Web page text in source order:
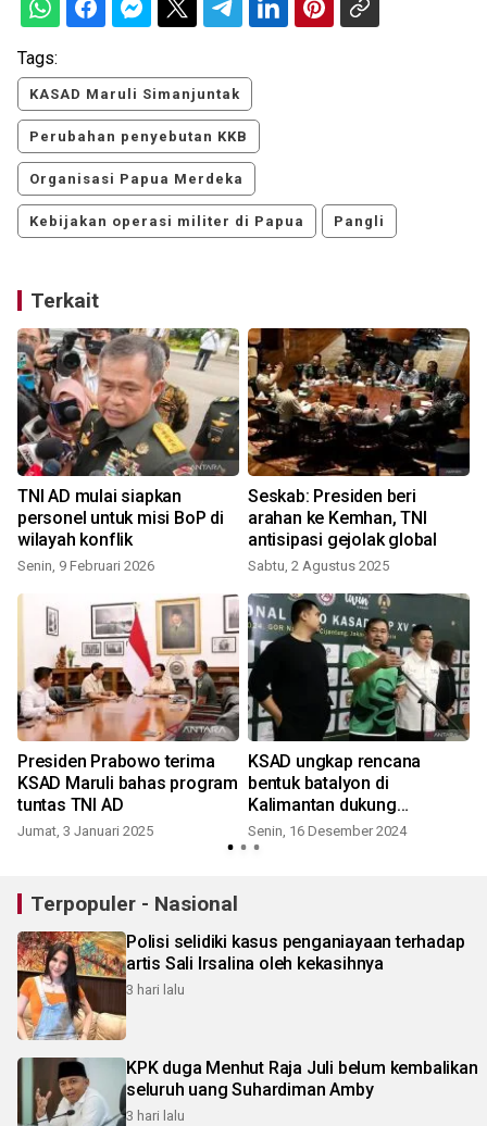
Tags:
KASAD Maruli Simanjuntak
Perubahan penyebutan KKB
Organisasi Papua Merdeka
Kebijakan operasi militer di Papua Pangli
Terkait
TNI AD mulai siapkan
personel untuk misi BoP di
wilayah konflik
Senin, 9 Februari 2026
Seskab: Presiden beri
arahan ke Kemhan, TNI
antisipasi gejolak global
Sabtu, 2 Agustus 2025
Presiden Prabowo terima
KSAD Maruli bahas program
tuntas TNI AD
Jumat, 3 Januari 2025
KSAD ungkap rencana
bentuk batalyon di
Kalimantan dukung
swasembada
Senin, 16 Desember 2024
Terpopuler - Nasional
Polisi selidiki kasus penganiayaan terhadap
artis Sali Irsalina oleh kekasihnya
3 hari lalu
KPK duga Menhut Raja Juli belum kembalikan
seluruh uang Suhardiman Amby
3 hari lalu